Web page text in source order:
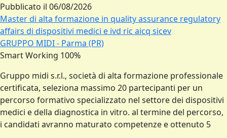
Pubblicato il 06/08/2026
Master di alta formazione in quality assurance regulatory
affairs di dispositivi medici e ivd ric aicq sicev
GRUPPO MIDI - Parma (PR)
Smart Working 100%
Gruppo midi s.r.l., società di alta formazione professionale
certificata, seleziona massimo 20 partecipanti per un
percorso formativo specializzato nel settore dei dispositivi
medici e della diagnostica in vitro. al termine del percorso,
i candidati avranno maturato competenze e ottenuto 5